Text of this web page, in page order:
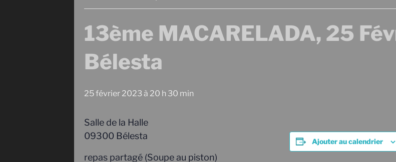
13ème MACARELADA, 25
Bélesta
25 février 2023 à 20 h 30 min
Salle de la Halle
09300 Bélesta
repas partagé (Soupe au piston)
Ajouter au calendrier